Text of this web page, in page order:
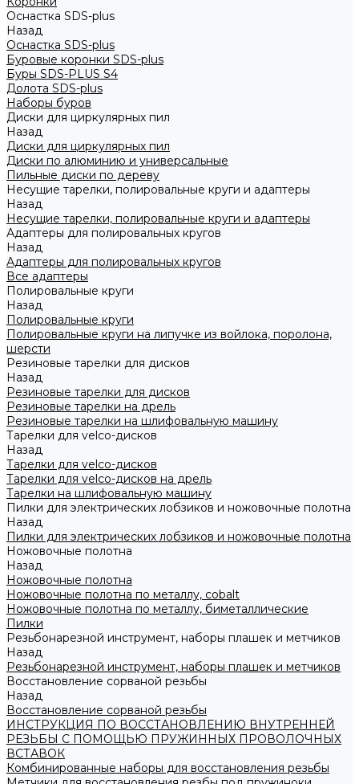
Оснастка SDS-plus
Назад
Оснастка SDS-plus
Буровые коронки SDS-plus
Буры SDS-PLUS S4
Долота SDS-plus
Наборы буров
Диски для циркулярных пил
Назад
Диски для циркулярных пил
Диски по алюминию и универсальные
Пильные диски по дереву
Несущие тарелки, полировальные круги и адаптеры
Назад
Несущие тарелки, полировальные круги и адаптеры
Адаптеры для полировальных кругов
Назад
Адаптеры для полировальных кругов
Все адаптеры
Полировальные круги
Назад
Полировальные круги
Полировальные круги на липучке из войлока, поролона,
шерсти
Резиновые тарелки для дисков
Назад
Резиновые тарелки для дисков
Резиновые тарелки на дрель
Резиновые тарелки на шлифовальную машину
Тарелки для velco-дисков
Назад
Тарелки для velco-дисков
Тарелки для velco-дисков на дрель
Тарелки на шлифовальную машину
Пилки для электрических лобзиков и ножовочные полотна
Назад
Пилки для электрических лобзиков и ножовочные полотна
Ножовочные полотна
Назад
Ножовочные полотна
Ножовочные полотна по металлу, cobalt
Ножовочные полотна по металлу, биметаллические
Пилки
Резьбонарезной инструмент, наборы плашек и метчиков
Назад
Резьбонарезной инструмент, наборы плашек и метчиков
Восстановление сорваной резьбы
Назад
Восстановление сорваной резьбы
ИНСТРУКЦИЯ ПО ВОССТАНОВЛЕНИЮ ВНУТРЕННЕЙ
РЕЗЬБЫ С ПОМОЩЬЮ ПРУЖИННЫХ ПРОВОЛОЧНЫХ
ВСТАВОК
Комбинированные наборы для восстановления резьбы